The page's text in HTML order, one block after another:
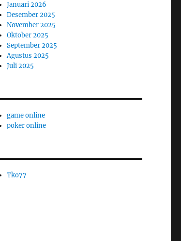
Januari 2026
Desember 2025
November 2025
Oktober 2025
September 2025
Agustus 2025
Juli 2025
game online
poker online
Tko77